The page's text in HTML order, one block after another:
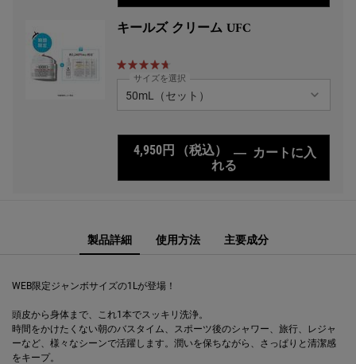
キールズ クリーム UFC
サイズを選択
4,950円 （税込） ― カートに入
れる
製品詳細 使用方法 主要成分
WEB限定ジャンボサイズの1Lが登場！
頭皮から身体まで、これ1本でスッキリ洗浄。
時間をかけたくない朝のバスタイム、スポーツ後のシャワー、旅行、レジャ
ーなど、様々なシーンで活躍します。潤いを保ちながら、さっぱりと清潔感
をキープ。